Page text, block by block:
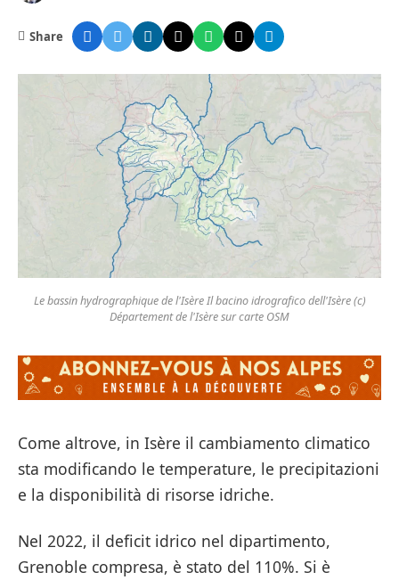
Share
Le bassin hydrographique de l'Isère Il bacino idrografico dell'Isère (c)
Département de l'Isère sur carte OSM
Come altrove, in Isère il cambiamento climatico
sta modificando le temperature, le precipitazioni
e la disponibilità di risorse idriche.
Nel 2022, il deficit idrico nel dipartimento,
Grenoble compresa, è stato del 110%. Si è